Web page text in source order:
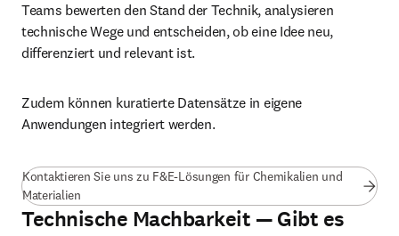
Teams bewerten den Stand der Technik, analysieren
technische Wege und entscheiden, ob eine Idee neu,
differenziert und relevant ist.
Zudem können kuratierte Datensätze in eigene
Anwendungen integriert werden.
Kontaktieren Sie uns zu F&E-Lösungen für Chemikalien und
Materialien
Technische Machbarkeit — Gibt es